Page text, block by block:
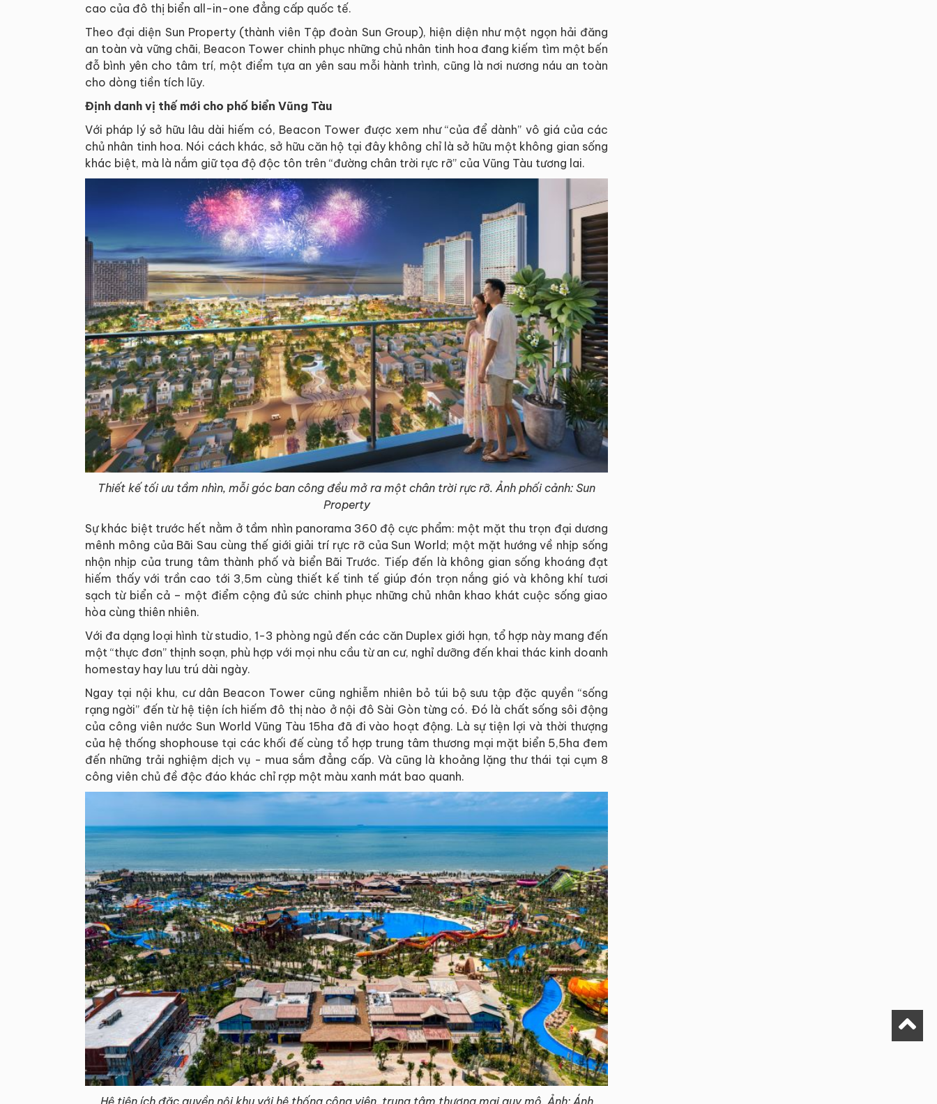
cao của đô thị biển all-in-one đẳng cấp quốc tế.
Theo đại diện Sun Property (thành viên Tập đoàn Sun Group), hiện diện như một ngọn hải đăng
an toàn và vững chãi, Beacon Tower chinh phục những chủ nhân tinh hoa đang kiếm tìm một bến
đỗ bình yên cho tâm trí, một điểm tựa an yên sau mỗi hành trình, cũng là nơi nương náu an toàn
cho dòng tiền tích lũy.
Định danh vị thế mới cho phố biển Vũng Tàu
Với pháp lý sở hữu lâu dài hiếm có, Beacon Tower được xem như “của để dành” vô giá của các
chủ nhân tinh hoa. Nói cách khác, sở hữu căn hộ tại đây không chỉ là sở hữu một không gian sống
khác biệt, mà là nắm giữ tọa độ độc tôn trên “đường chân trời rực rỡ” của Vũng Tàu tương lai.
Thiết kế tối ưu tầm nhìn, mỗi góc ban công đều mở ra một chân trời rực rỡ. Ảnh phối cảnh: Sun
Property
Sự khác biệt trước hết nằm ở tầm nhìn panorama 360 độ cực phẩm: một mặt thu trọn đại dương
mênh mông của Bãi Sau cùng thế giới giải trí rực rỡ của Sun World; một mặt hướng về nhịp sống
nhộn nhịp của trung tâm thành phố và biển Bãi Trước. Tiếp đến là không gian sống khoáng đạt
hiếm thấy với trần cao tới 3,5m cùng thiết kế tinh tế giúp đón trọn nắng gió và không khí tươi
sạch từ biển cả – một điểm cộng đủ sức chinh phục những chủ nhân khao khát cuộc sống giao
hòa cùng thiên nhiên.
Với đa dạng loại hình từ studio, 1-3 phòng ngủ đến các căn Duplex giới hạn, tổ hợp này mang đến
một “thực đơn” thịnh soạn, phù hợp với mọi nhu cầu từ an cư, nghỉ dưỡng đến khai thác kinh doanh
homestay hay lưu trú dài ngày.
Ngay tại nội khu, cư dân Beacon Tower cũng nghiễm nhiên bỏ túi bộ sưu tập đặc quyền “sống
rạng ngời” đến từ hệ tiện ích hiếm đô thị nào ở nội đô Sài Gòn từng có. Đó là chất sống sôi động
của công viên nước Sun World Vũng Tàu 15ha đã đi vào hoạt động. Là sự tiện lợi và thời thượng
của hệ thống shophouse tại các khối đế cùng tổ hợp trung tâm thương mại mặt biển 5,5ha đem
đến những trải nghiệm dịch vụ - mua sắm đẳng cấp. Và cũng là khoảng lặng thư thái tại cụm 8
công viên chủ đề độc đáo khác chỉ rợp một màu xanh mát bao quanh.